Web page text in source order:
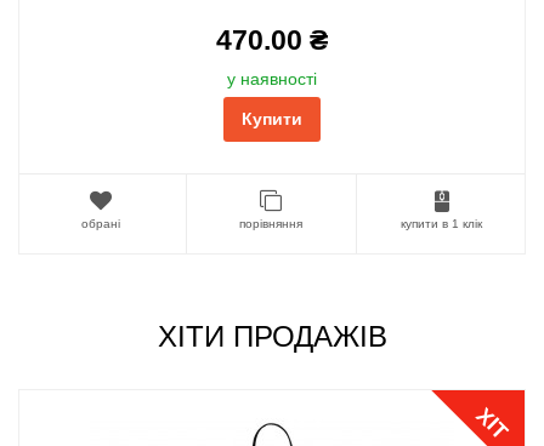
470.00 ₴
у наявності
Купити
обрані порівняння купити в 1 клік
ХІТИ ПРОДАЖІВ
ХІТ